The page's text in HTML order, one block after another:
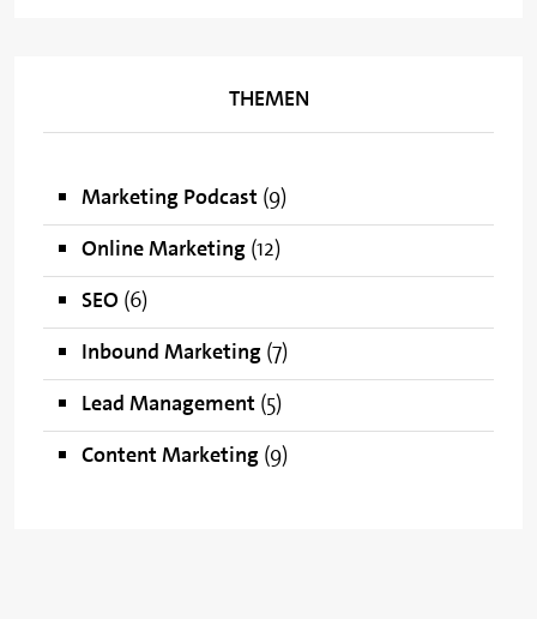
THEMEN
Marketing Podcast (9)
Online Marketing (12)
SEO (6)
Inbound Marketing (7)
Lead Management (5)
Content Marketing (9)